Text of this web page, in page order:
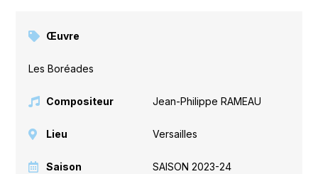
Œuvre
Les Boréades
Compositeur Jean-Philippe RAMEAU
Lieu Versailles
Saison SAISON 2023-24